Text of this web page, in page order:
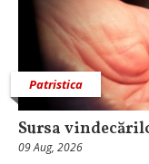
Patristica
Sursa
09 Aug, 2026